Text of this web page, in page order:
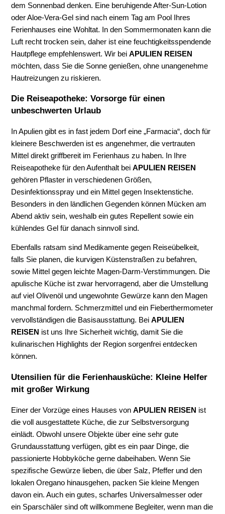
dem Sonnenbad denken. Eine beruhigende After-Sun-Lotion
oder Aloe-Vera-Gel sind nach einem Tag am Pool Ihres
Ferienhauses eine Wohltat. In den Sommermonaten kann die
Luft recht trocken sein, daher ist eine feuchtigkeitsspendende
Hautpflege empfehlenswert. Wir beiAPULIEN REISEN
möchten, dass Sie die Sonne genießen, ohne unangenehme
Hautreizungen zu riskieren.
Die Reiseapotheke: Vorsorge für einen
unbeschwerten Urlaub
In Apulien gibt es in fast jedem Dorf eine „Farmacia“, doch für
kleinere Beschwerden ist es angenehmer, die vertrauten
Mittel direkt griffbereit im Ferienhaus zu haben. In Ihre
Reiseapotheke für den Aufenthalt beiAPULIEN REISEN
gehören Pflaster in verschiedenen Größen,
Desinfektionsspray und ein Mittel gegen Insektenstiche.
Besonders in den ländlichen Gegenden können Mücken am
Abend aktiv sein, weshalb ein gutes Repellent sowie ein
kühlendes Gel für danach sinnvoll sind.
Ebenfalls ratsam sind Medikamente gegen Reiseübelkeit,
falls Sie planen, die kurvigen Küstenstraßen zu befahren,
sowie Mittel gegen leichte Magen-Darm-Verstimmungen. Die
apulische Küche ist zwar hervorragend, aber die Umstellung
auf viel Olivenöl und ungewohnte Gewürze kann den Magen
manchmal fordern. Schmerzmittel und ein Fieberthermometer
vervollständigen die Basisausstattung. BeiAPULIEN
REISEN ist uns Ihre Sicherheit wichtig, damit Sie die
kulinarischen Highlights der Region sorgenfrei entdecken
können.
Utensilien für die Ferienhausküche: Kleine Helfer
mit großer Wirkung
Einer der Vorzüge eines Hauses vonAPULIEN REISEN ist
die voll ausgestattete Küche, die zur Selbstversorgung
einlädt. Obwohl unsere Objekte über eine sehr gute
Grundausstattung verfügen, gibt es ein paar Dinge, die
passionierte Hobbyköche gerne dabeihaben. Wenn Sie
spezifische Gewürze lieben, die über Salz, Pfeffer und den
lokalen Oregano hinausgehen, packen Sie kleine Mengen
davon ein. Auch ein gutes, scharfes Universalmesser oder
ein Sparschäler sind oft willkommene Begleiter, wenn man die